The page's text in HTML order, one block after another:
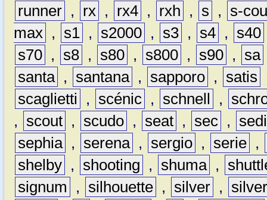
runner , rx , rx4 , rxh , s ,
s-
max , s1 , s2000 , s3 , s4 , s40
s70 , s8 , s80 , s800 , s90 , sa
santa , santana , sapporo , satis
scaglietti
, scénic , schnell ,
,
scout , scudo , seat , sec ,
sephia , serena , sergio , serie ,
shelby , shooting , shuma ,
signum
, silhouette , silver ,